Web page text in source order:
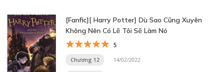
[Fanfic][ Harry Potter] Dù Sao Cũng Xuyên
Không Nên Có Lẽ Tôi Sẽ Làm Nó
5
Chương 12 14/02/2022